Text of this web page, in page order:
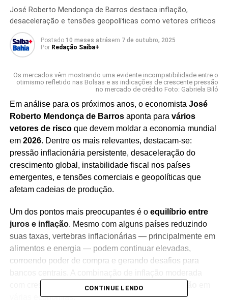
José Roberto Mendonça de Barros destaca inflação,
desaceleração e tensões geopolíticas como vetores críticos
Postado 10 meses atrásem 7 de outubro, 2025
Por Redação Saiba+
Os mercados vêm mostrando uma evidente incompatibilidade entre o
otimismo refletido nas Bolsas e as indicações de crescente pressão
no mercado de crédito Foto: Gabriela Biló
Em análise para os próximos anos, o economista José
Roberto Mendonça de Barrosaponta para vários
vetores de riscoque devem moldar a economia mundial
em 2026. Dentre os mais relevantes, destacam-se:
pressão inflacionária persistente, desaceleração do
crescimento global, instabilidade fiscal nos países
emergentes, e tensões comerciais e geopolíticas que
afetam cadeias de produção.
Um dos pontos mais preocupantes é o equilíbrio entre
juros e inflação. Mesmo com alguns países reduzindo
suas taxas, vertebras inflacionárias — principalmente em
alimentos e energia — podem continuar elevadas,
corroendo poder de compra e gerando desafios para
com crescimento baixo sugere risco de
várias economias.
CONTINUE LENDO